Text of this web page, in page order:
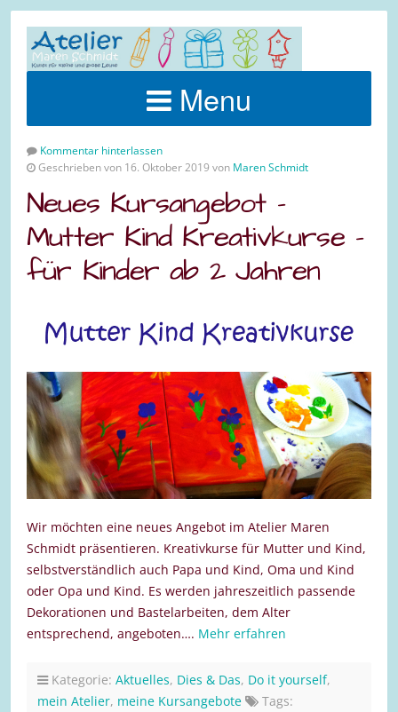
Menu
Kommentar hinterlassen
Geschrieben von 16. Oktober 2019 von Maren Schmidt
Neues Kursangebot –
Mutter Kind Kreativkurse –
für Kinder ab 2 Jahren
Wir möchten eine neues Angebot im Atelier Maren
Schmidt präsentieren. Kreativkurse für Mutter und Kind,
selbstverständlich auch Papa und Kind, Oma und Kind
oder Opa und Kind. Es werden jahreszeitlich passende
Dekorationen und Bastelarbeiten, dem Alter
entsprechend, angeboten…. Mehr erfahren
Kategorie: Aktuelles, Dies & Das, Do it yourself,
mein Atelier, meine Kursangebote
Tags: